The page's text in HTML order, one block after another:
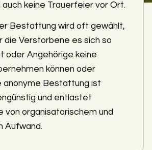
auch keine Trauerfeier vor Ort.
Bestattung wird oft gewählt,
die Verstorbene es sich so
oder Angehörige keine
können oder
anonyme Bestattung ist
und entlastet
von organisatorischem und
Aufwand.